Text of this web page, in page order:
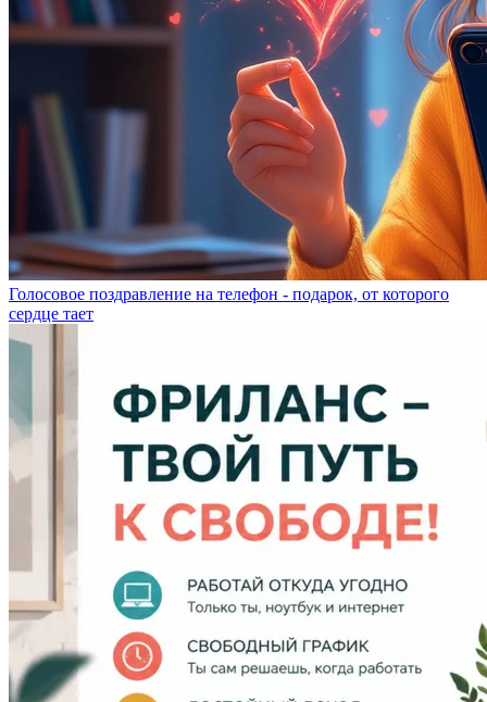
Голосовое поздравление на телефон - подарок, от которого
сердце тает